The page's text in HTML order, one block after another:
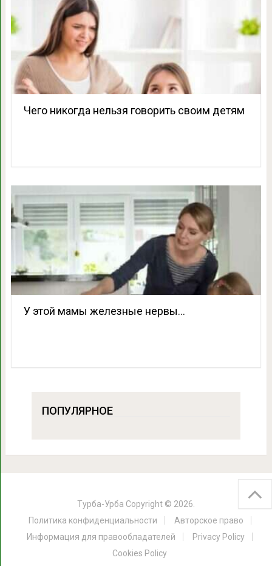
Чего никогда нельзя говорить своим детям
У этой мамы железные нервы…
ПОПУЛЯРНОЕ
Турба-Урба Copyright © 2026.
Политика конфиденциальности
Авторское право
Информация для правообладателей
Privacy Policy
Cookies Policy